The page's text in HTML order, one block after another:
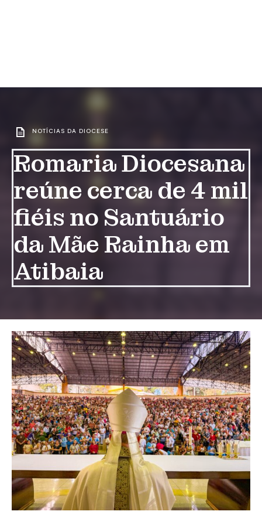
NOTÍCIAS DA DIOCESE
Romaria Diocesana
reúne cerca de 4 mil
fiéis no Santuário
da Mãe Rainha em
Atibaia